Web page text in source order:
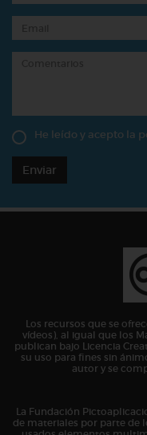
He leído y acepto la
Enviar
Los recursos que se
vídeos), al igual que los
publican bajo Licencia
su uso para fines sin
autor y se
La Fundación
de materiales por parte de